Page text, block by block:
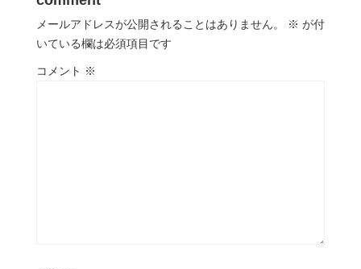
メールアドレスが公開されることはありません。 ※ が付
いている欄は必須項目です
コメント ※